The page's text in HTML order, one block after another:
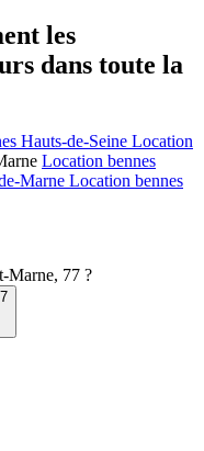
les
dans toute la
Hauts-de-Seine Location
Location bennes
Marne Location bennes
Marne, 77 ?